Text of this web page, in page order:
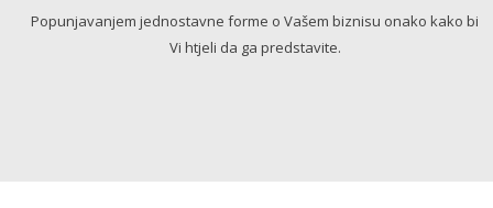
Popunjavanjem jednostavne forme o Vašem biznisu onako kako bi
Vi htjeli da ga predstavite.